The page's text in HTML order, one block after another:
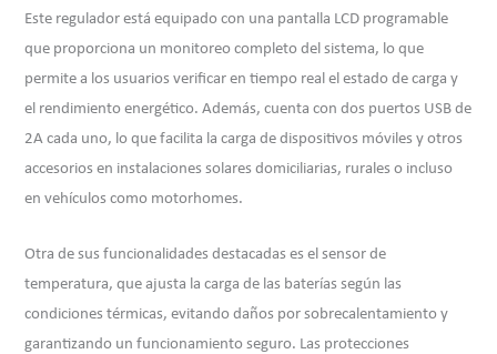
Este regulador está equipado con una pantalla LCD programable
que proporciona un monitoreo completo del sistema, lo que
permite a los usuarios verificar en tiempo real el estado de carga y
el rendimiento energético. Además, cuenta con dos puertos USB de
2A cada uno, lo que facilita la carga de dispositivos móviles y otros
accesorios en instalaciones solares domiciliarias, rurales o incluso
en vehículos como motorhomes.
Otra de sus funcionalidades destacadas es el sensor de
temperatura, que ajusta la carga de las baterías según las
condiciones térmicas, evitando daños por sobrecalentamiento y
garantizando un funcionamiento seguro. Las protecciones